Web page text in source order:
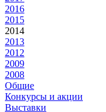
2016
2015
2014
2013
2012
2009
2008
Общие
Конкурсы и акции
Выставки